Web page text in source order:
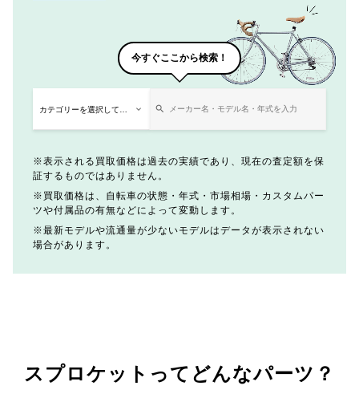
今すぐここから検索！
表示される買取価格は過去の実績であり、現在の査定額を保
証するものではありません。
買取価格は、自転車の状態・年式・市場相場・カスタムパー
ツや付属品の有無などによって変動します。
最新モデルや流通量が少ないモデルはデータが表示されない
場合があります。
スプロケットってどんなパーツ？